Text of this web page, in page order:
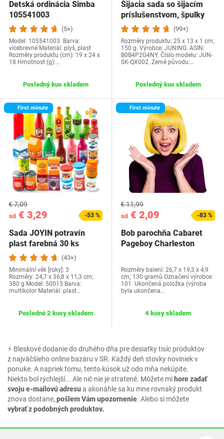
⚡ Bleskové dodanie do druhého dňa pre desiatky tisíc produktov
z najväčšieho online bazáru v SR. Každý deň stovky noviniek v
ponuke. A napriek tomu, tento kúsok už odo mňa nekúpite.
Niekto bol rýchlejší... Ale nič nie je stratené. Môžete mihore zadať
svoju e-mailovú adresua akonáhle sa ku mne rovnaký produkt
znova dostane, pošlem Vám upozornenie. Alebo si môžete
vybrať z podobných produktov.
Detská ordinácia Simba
‎105541003
(5×)
Model: 105541003 Barva:
vícebrevné Materiál: plyš, plast
Rozměry produktu‎ (cm): 19 x 24 x
18 Hmotnost (g):…
Posledný kus skladem
Šijacia sada so šijacím
príslušenstvom, špulky
nití,…
(99+)
Rozměry produktu: 25 x 13 x 1 cm;
150 g. Výrobce: JUNING. ASIN:
B0B4P2G4NY. Číslo modelu: JUN-
SK-QX002. Země původu:…
Posledný kus skladem
First minute
od € 3,29
€ 7,09
-53 %
Sada JOYIN potravín
plast farebná 30 ks
(43×)
Minimální věk [roky]: 3
Rozměry: ‎24,7 x 36,8 x 11,3 cm;
380 g Model: 50015 Barva:
multikolor Materiál: plast…
Posledné 2 kusy skladem
First minute
od € 2,09
€ 11,99
-83 %
Bob parochňa Cabaret
Pageboy Charleston
Rozměry balení: 26,7 x 19,3 x 4,9
cm; 130 gramů Označení výrobce:
101. Ukončená položka (výroba
byla ukončena…
4 kusy skladem